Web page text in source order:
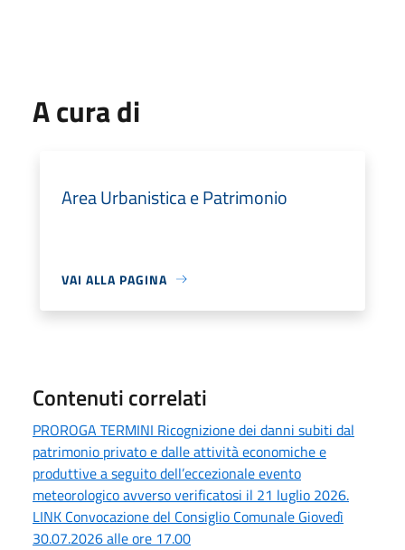
A cura di
Area Urbanistica e Patrimonio
VAI ALLA PAGINA
Contenuti correlati
PROROGA TERMINI Ricognizione dei danni subiti dal
patrimonio privato e dalle attività economiche e
produttive a seguito dell’eccezionale evento
meteorologico avverso verificatosi il 21 luglio 2026.
LINK Convocazione del Consiglio Comunale Giovedì
30.07.2026 alle ore 17.00